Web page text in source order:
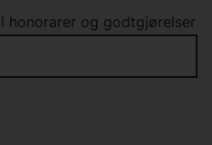
honorarer og godtgjørelser